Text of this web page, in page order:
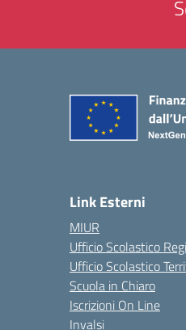
Link Esterni
MIUR
Ufficio Scolastico
Ufficio Scolastico
Scuola in Chiaro
Iscrizioni On Line
Invalsi